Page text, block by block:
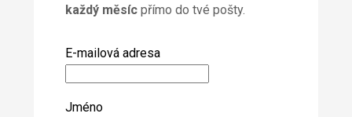
každý měsícpřímo do tvé pošty.
E-mailová adresa
Jméno